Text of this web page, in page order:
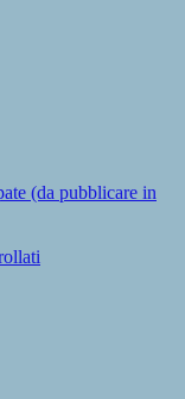
(da pubblicare in